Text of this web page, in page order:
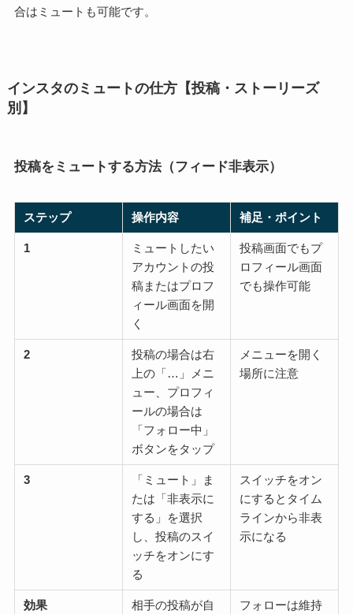
合はミュートも可能です。
インスタのミュートの仕方【投稿・ストーリーズ
別】
投稿をミュートする方法（フィード非表示）
ステップ 操作内容 補足・ポイント
1
ミュートしたい
アカウントの投
稿またはプロフ
ィール画面を開
く
投稿画面でもプ
ロフィール画面
でも操作可能
2
投稿の場合は右
上の「…」メニ
ュー、プロフィ
ールの場合は
「フォロー中」
ボタンをタップ
メニューを開く
場所に注意
3
「ミュート」ま
たは「非表示に
する」を選択
し、投稿のスイ
ッチをオンにす
る
スイッチをオン
にするとタイム
ラインから非表
示になる
効果
相手の投稿が自
フォローは維持